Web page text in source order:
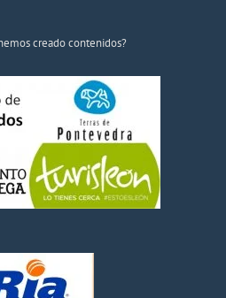
creado contenidos?